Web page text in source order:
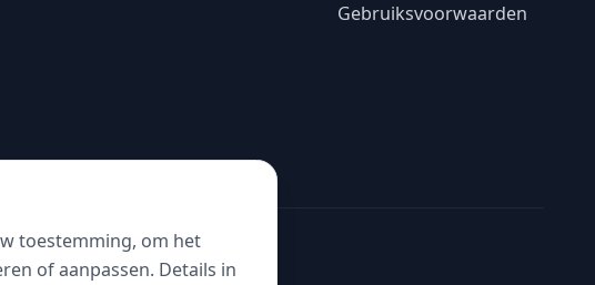
Gebruiksvoorwaarden
toestemming, om het
of aanpassen. Details in